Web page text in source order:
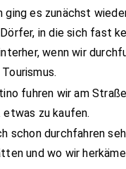
es zunächst
in die sich fast
wenn wir
fuhren wir am
etwas zu kaufen.
schon durchfahren
und wo wir